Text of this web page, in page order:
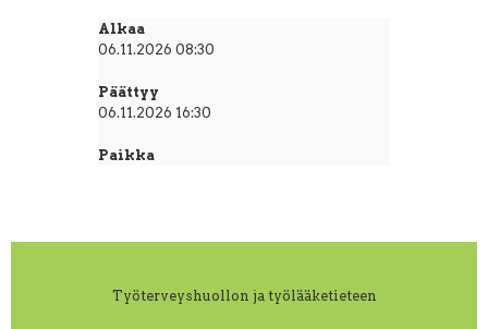
Alkaa
06.11.2026 08:30
Päättyy
06.11.2026 16:30
Paikka
Työterveyshuollon ja työlääketieteen